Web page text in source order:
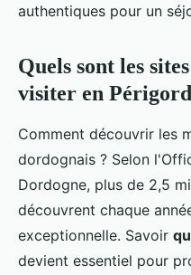
authentiques pour un
Quels sont les
visiter en
Comment découvrir les
dordognais ? Selon
Dordogne, plus de 2,5
découvrent chaque
exceptionnelle. Savoir
devient essentiel pour